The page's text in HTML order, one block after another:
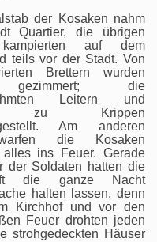
der Kosaken nahm
Quartier, die übrigen
auf dem
teils vor der Stadt. Von
Brettern wurden
gezimmert; die
Leitern und
zu Krippen
Am anderen
die Kosaken
alles ins Feuer. Gerade
der Soldaten hatten die
die ganze Nacht
halten lassen, denn
Kirchhof und vor den
Feuer drohten jeden
strohgedeckten Häuser